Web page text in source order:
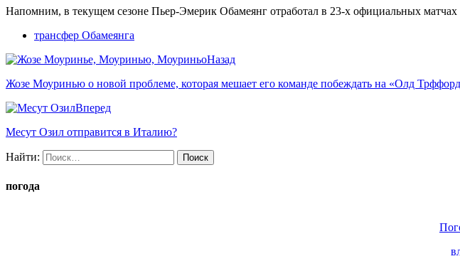
Напомним, в текущем сезоне Пьер-Эмерик Обамеянг отработал в 23-х официальных
трансфер Обамеянга
Назад
Жозе Моуринью о новой проблеме, которая мешает его команде побеждать на «Олд
Вперед
Месут Озил отправится в Италию?
Найти:
погода